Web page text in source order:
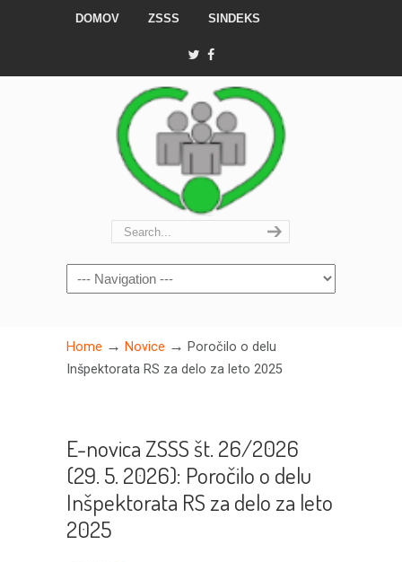
DOMOV ZSSS SINDEKS
Navigation
Home → Novice → Poročilo o delu
Inšpektorata RS za delo za leto 2025
E-novica ZSSS št. 26/2026
(29. 5. 2026): Poročilo o delu
Inšpektorata RS za delo za leto
2025